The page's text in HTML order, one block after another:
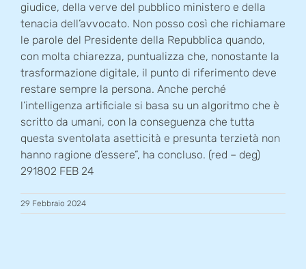
giudice, della verve del pubblico ministero e della
tenacia dell’avvocato. Non posso così che richiamare
le parole del Presidente della Repubblica quando,
con molta chiarezza, puntualizza che, nonostante la
trasformazione digitale, il punto di riferimento deve
restare sempre la persona. Anche perché
l’intelligenza artificiale si basa su un algoritmo che è
scritto da umani, con la conseguenza che tutta
questa sventolata asetticità e presunta terzietà non
hanno ragione d’essere”, ha concluso. (red – deg)
291802 FEB 24
29 Febbraio 2024